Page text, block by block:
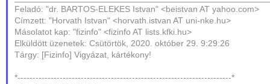
Feladó: "dr. BARTOS-ELEKES Istvan" <beistvan AT yahoo.com>
Címzett: "Horvath Istvan" <horvath.istvan AT uni-nke.hu>
Másolatot kap: "fizinfo" <fizinfo AT lists.kfki.hu>
Elküldött üzenetek: Csütörtök, 2020. október 29. 9:29:26
Tárgy: [Fizinfo] Vigyázat, kártékony!
*-----------------------------------------------------------------------*